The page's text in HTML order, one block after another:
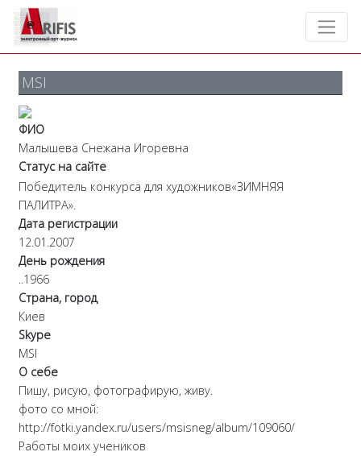
MSI
ФИО
Малышева Снежана Игоревна
Статус на сайте
Победитель конкурса для художников«ЗИМНЯЯ
ПАЛИТРА».
Дата регистрации
12.01.2007
День рождения
..1966
Страна, город
Киев
Skype
MSI
О себе
Пишу, рисую, фотографирую, живу.
фото со мной:
http://fotki.yandex.ru/users/msisneg/album/109060/
Работы моих учеников